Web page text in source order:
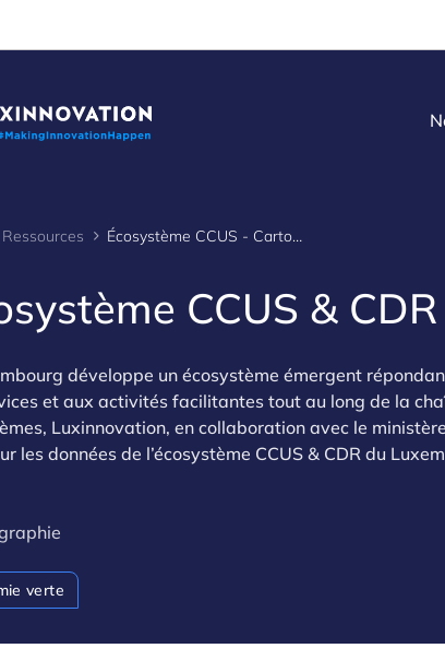
Ressources Écosystème CCUS - Cartographie
CCUS &
développe un écosystème émergent
et aux activités facilitantes tout au long de la
Luxinnovation, en collaboration avec le
les données de l’écosystème CCUS & CDR du
verte